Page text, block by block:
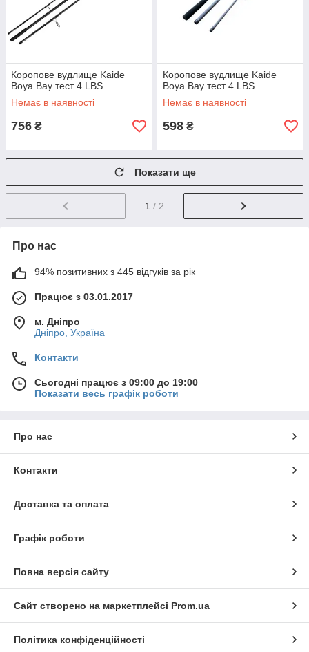
Коропове вудлище Kaide
Boya Bay тест 4 LBS
Немає в наявності
756 ₴
Коропове вудлище Kaide
Boya Bay тест 4 LBS
Немає в наявності
598 ₴
Показати ще
1 / 2
Про нас
94% позитивних з 445 відгуків за рік
Працює з 03.01.2017
м. Дніпро
Дніпро, Україна
Контакти
Сьогодні працює з 09:00 до 19:00
Показати весь графік роботи
Про нас
Контакти
Доставка та оплата
Графік роботи
Повна версія сайту
Сайт створено на маркетплейсі Prom.ua
Політика конфіденційності